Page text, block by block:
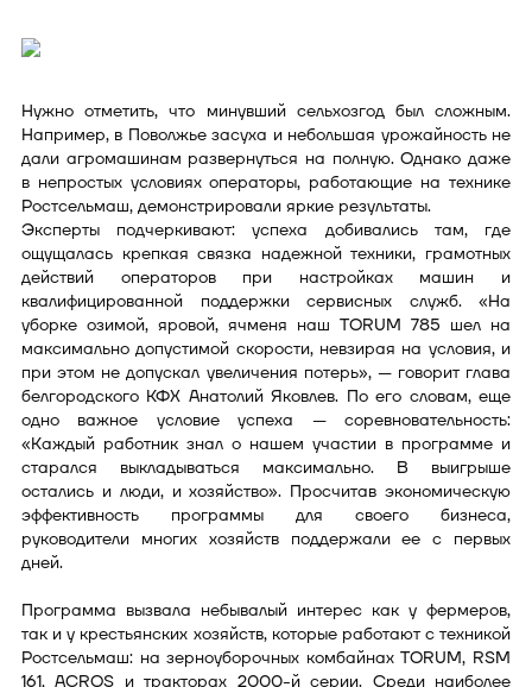
Нужно отметить, что минувший сельхозгод был сложным.
Например, в Поволжье засуха и небольшая урожайность не
дали агромашинам развернуться на полную. Однако даже
в непростых условиях операторы, работающие на технике
Ростсельмаш, демонстрировали яркие результаты.
Эксперты подчеркивают: успеха добивались там, где
ощущалась крепкая связка надежной техники, грамотных
действий операторов при настройках машин и
квалифицированной поддержки сервисных служб. «На
уборке озимой, яровой, ячменя наш TORUM 785 шел на
максимально допустимой скорости, невзирая на условия, и
при этом не допускал увеличения потерь», — говорит глава
белгородского КФХ Анатолий Яковлев. По его словам, еще
одно важное условие успеха — соревновательность:
«Каждый работник знал о нашем участии в программе и
старался выкладываться максимально. В выигрыше
остались и люди, и хозяйство». Просчитав экономическую
эффективность программы для своего бизнеса,
руководители многих хозяйств поддержали ее с первых
дней.
Программа вызвала небывалый интерес как у фермеров,
так и у крестьянских хозяйств, которые работают с техникой
Ростсельмаш: на зерноуборочных комбайнах TORUM, RSM
161, ACROS и тракторах 2000-й серии. Среди наиболее